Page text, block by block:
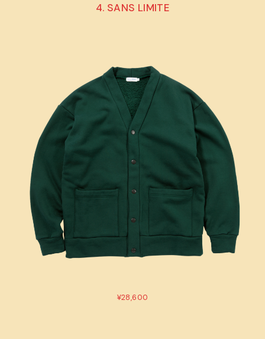
4. SANS LIMITE
¥28,600